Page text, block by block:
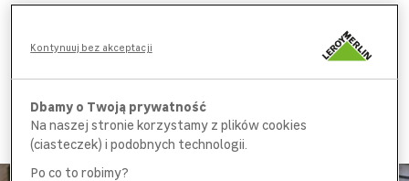
to jedynie część tego, o co codziennie dbamy. Najważniejsze
jest dla nas wzajemne wsparcie w realizacji różnych celów.
W naszej Ekipie są prawdziwi pasjonaci. To właśnie pasja jest
Dowiedz się, dlaczego jest nam tu dobrze.
Dbamy o Twoją prywatność
Na naszej stronie korzystamy z plików cookies
(ciasteczek) i podobnych technologii.
Po co to robimy?
Kontynuuj bez akceptacji